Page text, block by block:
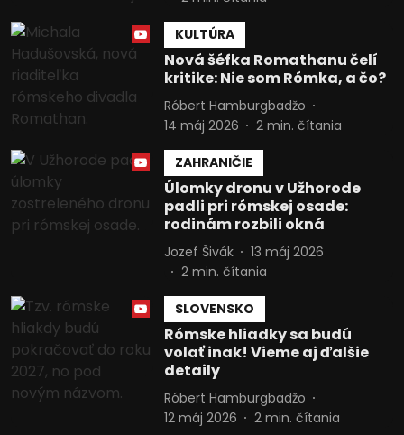
KULTÚRA
Nová šéfka Romathanu čelí
kritike: Nie som Rómka, a čo?
Róbert Hamburgbadžo
14 máj 2026
2 min. čítania
ZAHRANIČIE
Úlomky dronu v Užhorode
padli pri rómskej osade:
rodinám rozbili okná
Jozef Šivák
13 máj 2026
2 min. čítania
SLOVENSKO
Rómske hliadky sa budú
volať inak! Vieme aj ďalšie
detaily
Róbert Hamburgbadžo
12 máj 2026
2 min. čítania